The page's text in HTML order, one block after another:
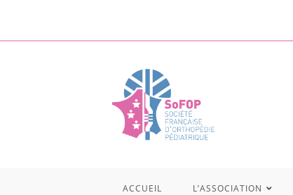
ACCUEIL L’ASSOCIATION